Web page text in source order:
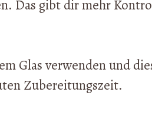
Das gibt dir mehr
Glas verwenden und
Zubereitungszeit.